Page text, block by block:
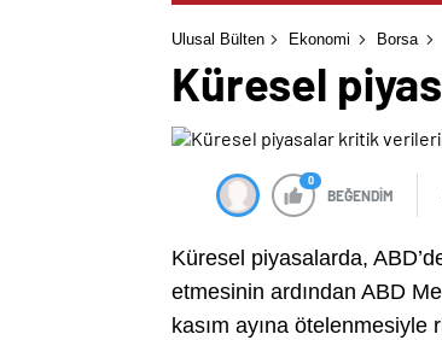
Ulusal Bülten Ekonomi Borsa
Küresel
0
BEĞENDİM
Küresel piyasalarda,
etmesinin ardından ABD
kasım ayına ötelenmesiyle